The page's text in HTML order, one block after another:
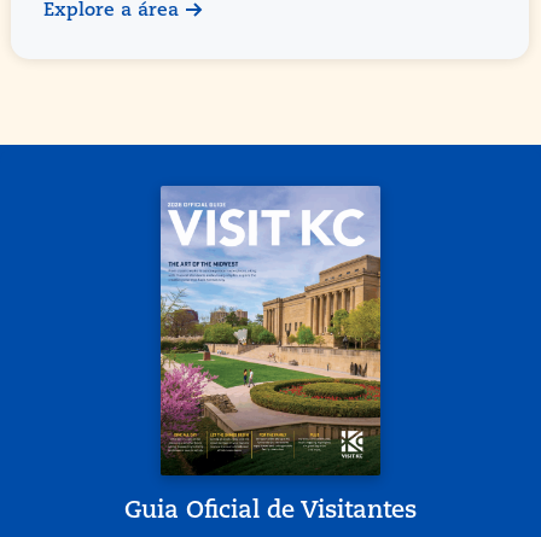
Explore a área
Guia Oficial de Visitantes